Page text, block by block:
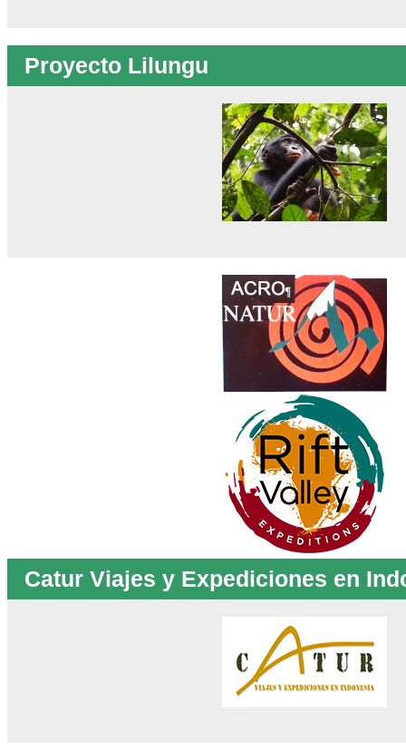
Proyecto Lilungu
Catur Viajes y Expediciones en